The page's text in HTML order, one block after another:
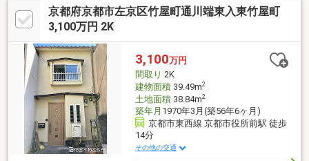
京都府京都市左京区竹屋町通川端東入東竹屋町
3,100万円 2K
3,100万円
間取り 2K
建物面積39.49m2
土地面積38.84m2
築年月 1970年3月(築56年6ヶ月)
京都市東西線 京都市役所前駅 徒歩
14分
その他の交通